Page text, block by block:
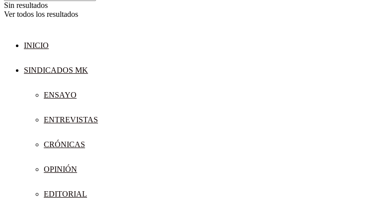
Sin resultados
Ver todos los resultados
INICIO
SINDICADOS MK
ENSAYO
ENTREVISTAS
CRÓNICAS
OPINIÓN
EDITORIAL